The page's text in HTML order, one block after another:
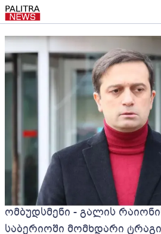
ომბუდსმენი - გალის
საბერიოში მომხდარი